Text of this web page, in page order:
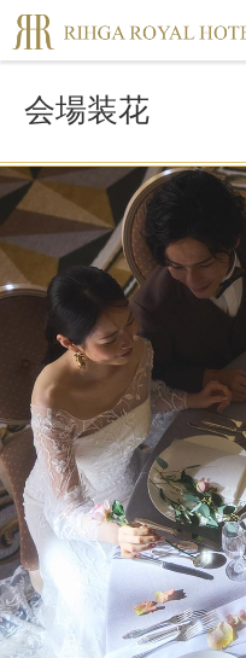
会場装花